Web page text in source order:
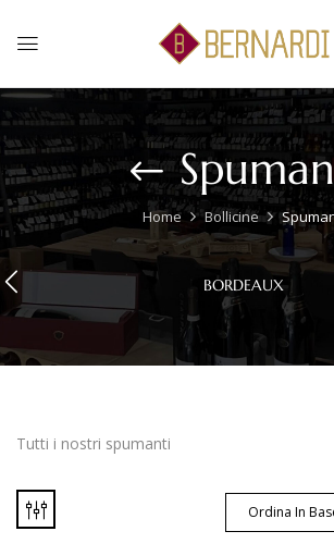
Home Bollicine
BORDEAUX
Tutti i nostri spumanti
Ordina In